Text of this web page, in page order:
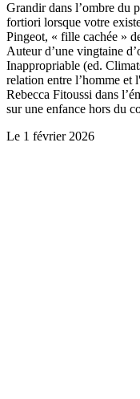
Grandir dans l’ombre du
fortiori lorsque votre
Pingeot, « fille cachée »
Auteur d’une vingtaine
Inappropriable (ed.
relation entre l’homme
Rebecca Fitoussi dans
sur une enfance hors du
Le 1 février 2026